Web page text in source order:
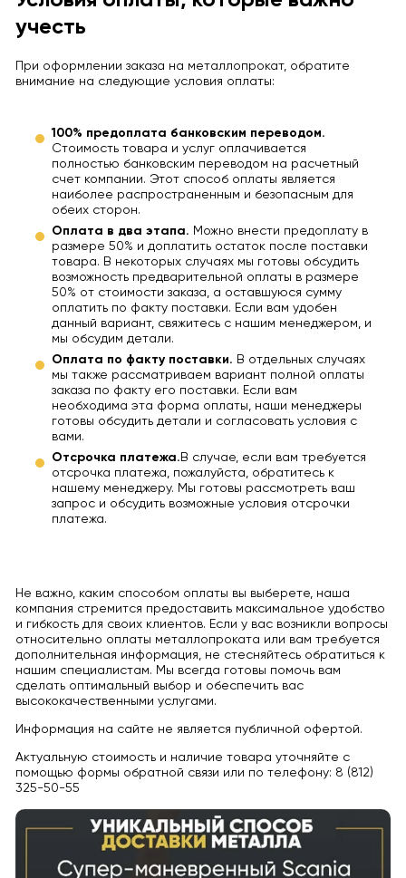
учесть
При оформлении заказа на металлопрокат, обратите
внимание на следующие условия оплаты:
100% предоплата банковским переводом.
Стоимость товара и услуг оплачивается
полностью банковским переводом на расчетный
счет компании. Этот способ оплаты является
наиболее распространенным и безопасным для
обеих сторон.
Оплата в два этапа. Можно внести предоплату в
размере 50% и доплатить остаток после поставки
товара. В некоторых случаях мы готовы обсудить
возможность предварительной оплаты в размере
50% от стоимости заказа, а оставшуюся сумму
оплатить по факту поставки. Если вам удобен
данный вариант, свяжитесь с нашим менеджером, и
мы обсудим детали.
Оплата по факту поставки. В отдельных случаях
мы также рассматриваем вариант полной оплаты
заказа по факту его поставки. Если вам
необходима эта форма оплаты, наши менеджеры
готовы обсудить детали и согласовать условия с
вами.
Отсрочка платежа. В случае, если вам требуется
отсрочка платежа, пожалуйста, обратитесь к
нашему менеджеру. Мы готовы рассмотреть ваш
запрос и обсудить возможные условия отсрочки
платежа.
Не важно, каким способом оплаты вы выберете, наша
компания стремится предоставить максимальное удобство
и гибкость для своих клиентов. Если у вас возникли вопросы
относительно оплаты металлопроката или вам требуется
дополнительная информация, не стесняйтесь обратиться к
нашим специалистам. Мы всегда готовы помочь вам
сделать оптимальный выбор и обеспечить вас
высококачественными услугами.
Информация на сайте не является публичной офертой.
Актуальную стоимость и наличие товара уточняйте с
помощью формы обратной связи или по телефону: 8 (812)
325-50-55